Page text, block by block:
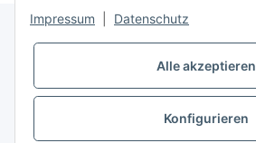
Gesetzliche Informationen
Impressum Datenschutz
Alle akzeptieren
Konfigurieren